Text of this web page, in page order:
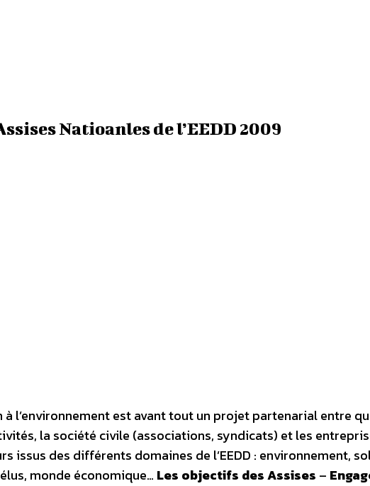
Natioanles de l’EEDD 2009
à l’environnement est avant tout un projet partenarial entre
la société civile (associations, syndicats) et les
issus des différents domaines de l’EEDD : environnement,
monde économique… Les objectifs des Assises –